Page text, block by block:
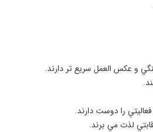
و عكس العمل سريع تر دارند.
را دوست دارند.
لذت مي برند.